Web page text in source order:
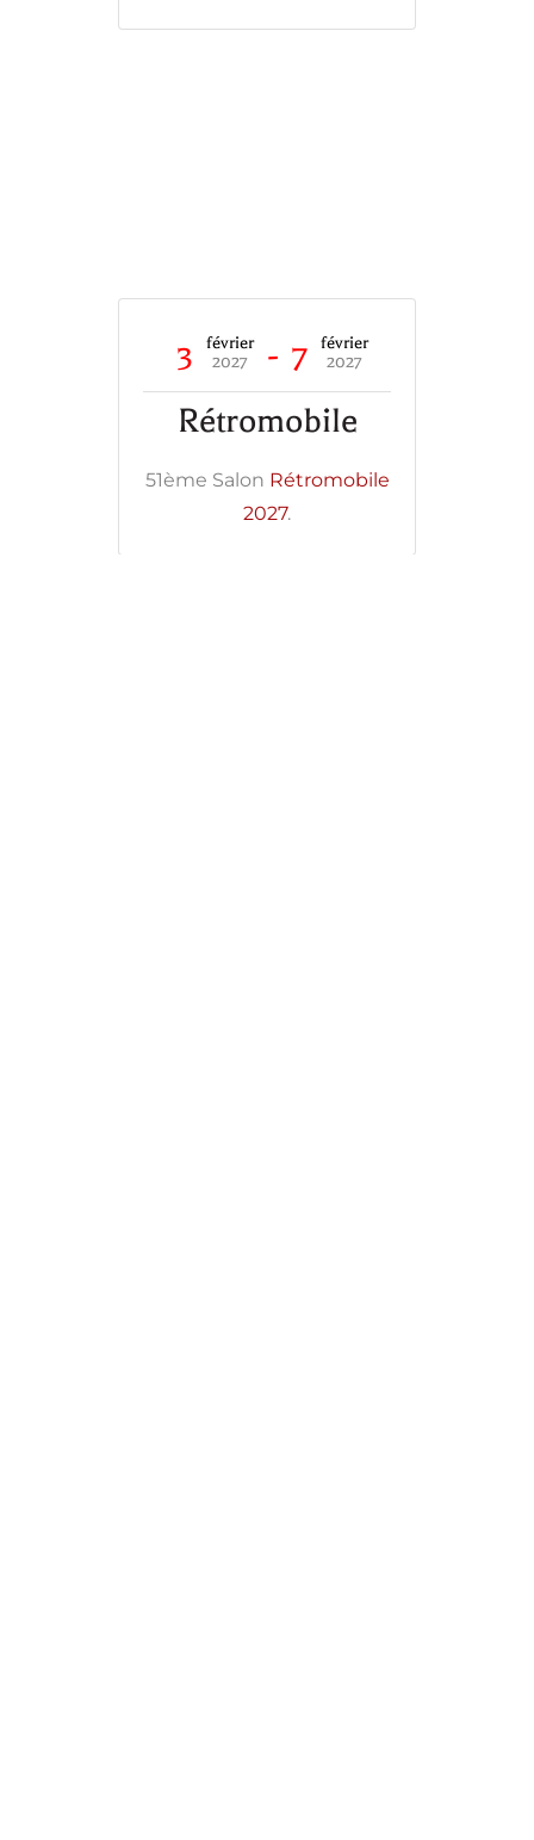
3
février
2027
- 7
février
2027
Rétromobile
51ème Salon Rétromobile
2027.